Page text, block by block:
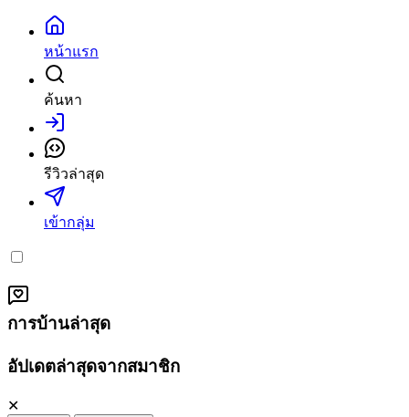
หน้าแรก
ค้นหา
เข้าสู่ระบบ
รีวิวล่าสุด
เข้ากลุ่ม
การบ้านล่าสุด
อัปเดตล่าสุดจากสมาชิก
✕